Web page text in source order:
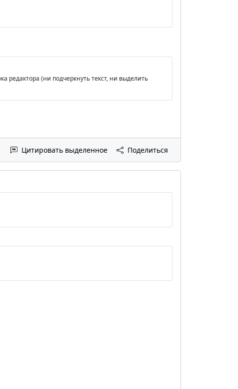
редактора (ни подчеркнуть текст, ни выделить
Цитировать выделенное Поделиться